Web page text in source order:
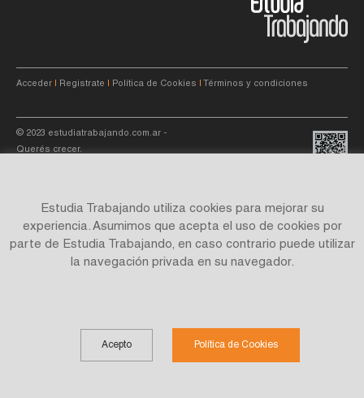
Acceder Registrate Política de Cookies Términos y condiciones
© 2023 estudiatrabajando.com.ar -
Querés crecer.
Site by
Estudia Trabajando utiliza cookies para mejorar su
experiencia. Asumimos que acepta el uso de cookies por
parte de Estudia Trabajando, en caso contrario puede utilizar
la navegación privada en su navegador.
Acepto Política de Cookies